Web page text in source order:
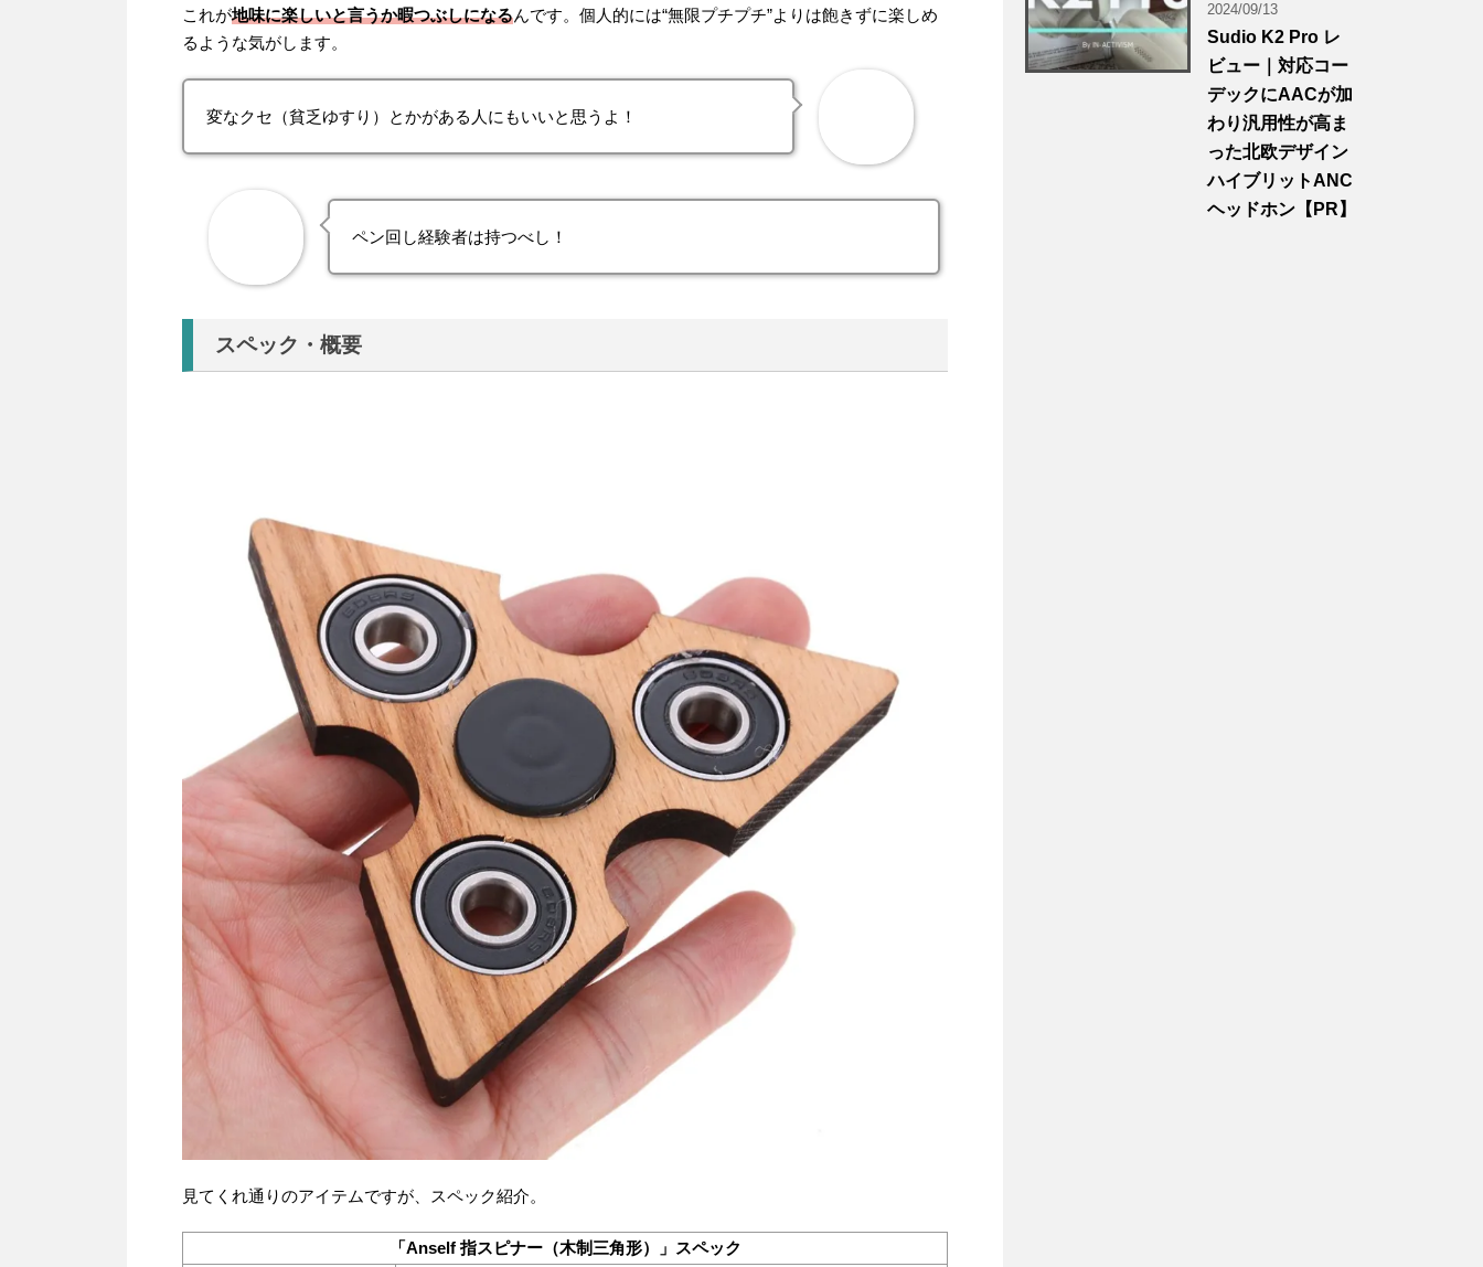
これが地味に楽しいと言うか暇つぶしになるんです。個人的には“無限プチプチ”よりは飽きずに楽しめ
るような気がします。
変なクセ（貧乏ゆすり）とかがある人にもいいと思うよ！
ペン回し経験者は持つべし！
スペック・概要
見てくれ通りのアイテムですが、スペック紹介。
「Anself 指スピナー（木制三角形）」スペック
2024/09/13
Sudio K2 Pro レ
ビュー｜対応コー
デックにAACが加
わり汎用性が高ま
った北欧デザイン
ハイブリットANC
ヘッドホン【PR】